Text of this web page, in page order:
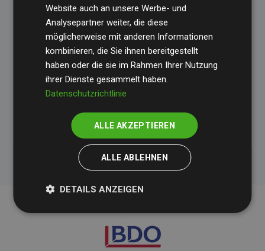
Klimawirkung und Transparenz. Weitere
Informationen zu den einzelnen Projekten finden
Sie hier.
Initiative Websites, die Klimaprojekte unterstützen
Website auch an unsere Werbe- und
Analysepartner weiter, die diese
möglicherweise mit anderen Informationen
kombinieren, die Sie ihnen bereitgestellt
haben oder die sie im Rahmen Ihrer Nutzung
ihrer Dienste gesammelt haben.
Datenschutzrichtlinie
ALLE AKZEPTIEREN
ALLE ABLEHNEN
DETAILS ANZEIGEN